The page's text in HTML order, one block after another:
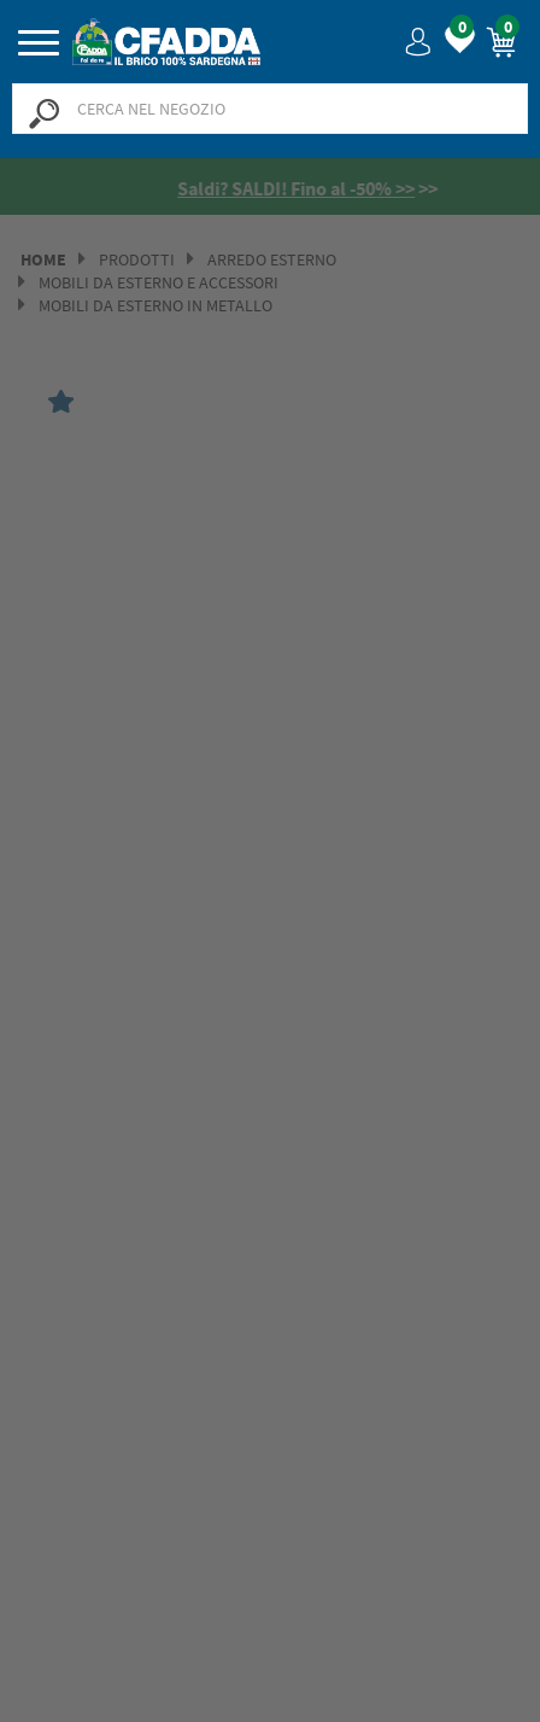
0 0
Saldi? SALDI! Fino al -50% >>>>
HOME PRODOTTI
ARREDO ESTERNO
MOBILI DA ESTERNO E ACCESSORI
MOBILI DA ESTERNO IN METALLO